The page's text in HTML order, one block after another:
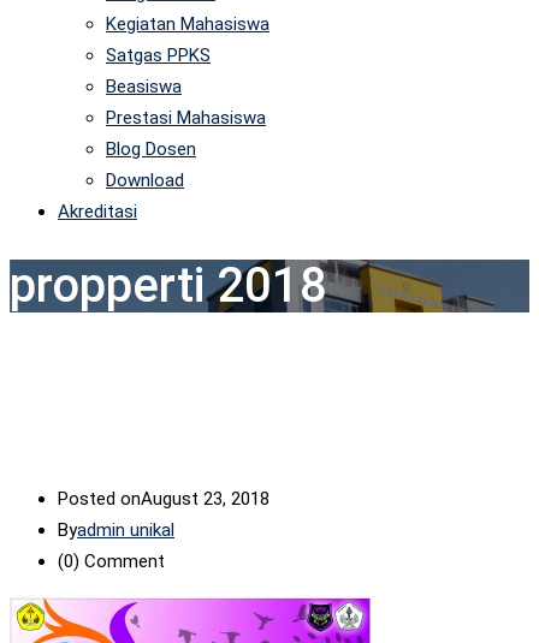
Kegiatan Mahasiswa
Satgas PPKS
Beasiswa
Prestasi Mahasiswa
Blog Dosen
Download
Akreditasi
propperti 2018
Posted onAugust 23, 2018
Byadmin unikal
(0) Comment